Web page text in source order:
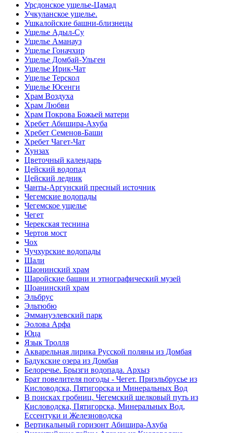
Урсдонское ущелье-Цамад
Учкуланское ущелье.
Ушкалойские башни-близнецы
Ущелье Адыл-Су
Ущелье Аманауз
Ущелье Гоначхир
Ущелье Домбай-Ульген
Ущелье Ирик-Чат
Ущелье Терскол
Ущелье Юсенги
Храм Воздуха
Храм Любви
Храм Покрова Божьей матери
Хребет Абишира-Ахуба
Хребет Семенов-Баши
Хребет Чагет-Чат
Хунзах
Цветочный календарь
Цейский водопад
Цейский ледник
Чанты-Аргунский пресный источник
Чегемские водопады
Чегемское ущелье
Чегет
Черекская теснина
Чертов мост
Чох
Чучхурские водопады
Шали
Шаонинский храм
Шаройские башни и этнографический музей
Шоанинский храм
Эльбрус
Эльтюбю
Эммануэлевский парк
Эолова Арфа
Юца
Язык Тролля
Акварельная лирика Русской поляны из Домбая
Бадукские озера из Домбая
Белоречье. Брызги водопада. Архыз
Брат повелителя погоды - Чегет. Приэльбрусье из
Кисловодска, Пятигорска и Минеральных Вод
В поисках гробниц. Чегемский шелковый путь из
Кисловодска, Пятигорска, Минеральных Вод,
Ессентуки и Железноводска
Вертикальный горизонт Абишира-Ахуба